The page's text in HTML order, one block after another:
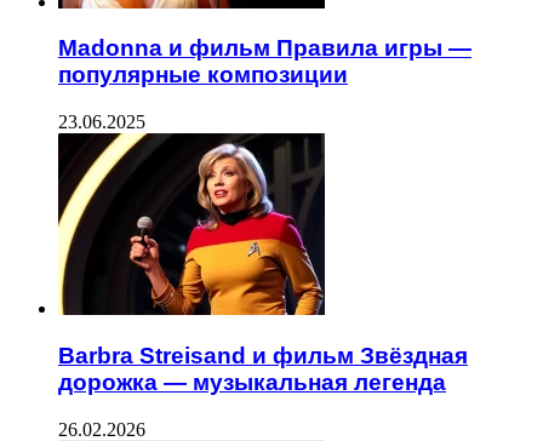
Madonna и фильм Правила игры —
популярные композиции
23.06.2025
Barbra Streisand и фильм Звёздная
дорожка — музыкальная легенда
26.02.2026